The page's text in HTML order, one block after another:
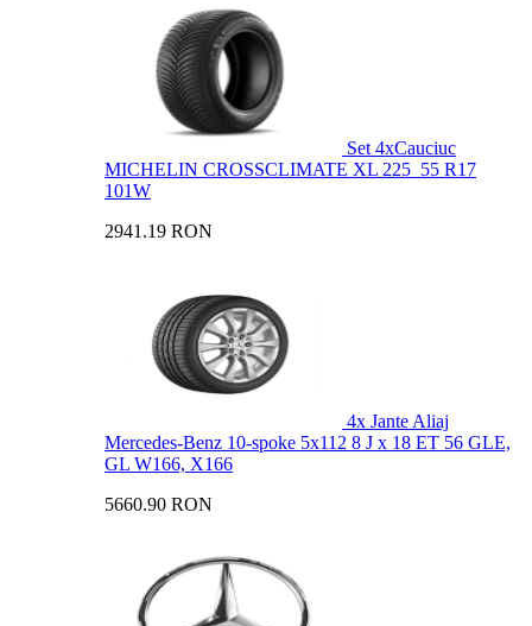
Set 4xCauciuc
MICHELIN CROSSCLIMATE XL 225_55 R17
101W
2941.19 RON
4x Jante Aliaj
Mercedes-Benz 10-spoke 5x112 8 J x 18 ET 56 GLE,
GL W166, X166
5660.90 RON